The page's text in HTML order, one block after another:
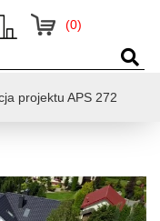
(0)
projektu APS 272